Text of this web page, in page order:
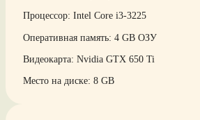
Процессор: Intel Core i3-3225
Оперативная память: 4 GB ОЗУ
Видеокарта: Nvidia GTX 650 Ti
Место на диске: 8 GB